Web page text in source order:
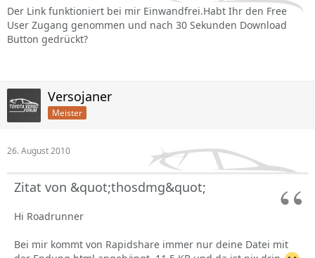
Der Link funktioniert bei mir Einwandfrei.Habt Ihr den Free
User Zugang genommen und nach 30 Sekunden Download
Button gedrückt?
Versojaner
Meister
26. August 2010
Zitat von &quot;thosdmg&quot;
Hi Roadrunner
Bei mir kommt von Rapidshare immer nur deine Datei mit